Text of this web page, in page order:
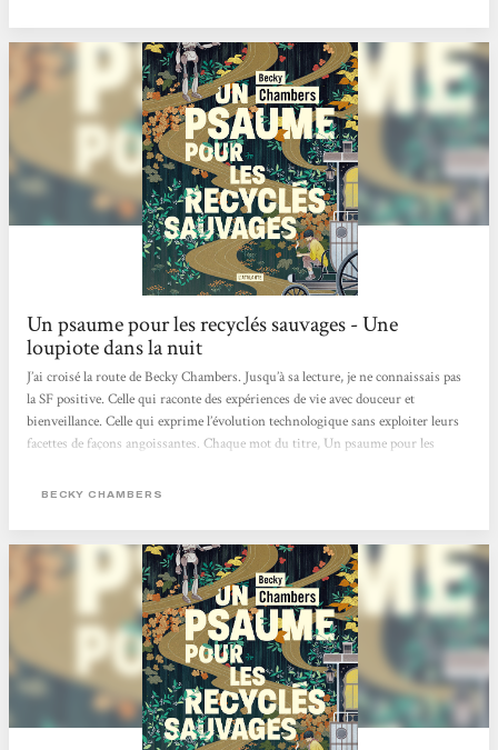
rédaction...
Un psaume pour les recyclés sauvages - Une
loupiote dans la nuit
J’ai croisé la route de Becky Chambers. Jusqu’à sa lecture, je ne connaissais pas
la SF positive. Celle qui raconte des expériences de vie avec douceur et
bienveillance. Celle qui exprime l’évolution technologique sans exploiter leurs
facettes de façons angoissantes. Chaque mot du titre, Un psaume pour les
pleine de réflexions. J’ai abordé ce recueil de préceptes sages pas à pas, un
m’imprégner d’eux pour garder ce qui me serait...
BECKY CHAMBERS